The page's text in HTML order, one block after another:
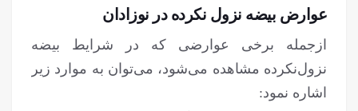
عوارض بیضه نزول نکرده در نوزادان
ازجمله برخی عوارضی که در شرایط بیضه
نزول‌نکرده مشاهده می‌شود، می‌توان به موارد زیر
اشاره نمود: